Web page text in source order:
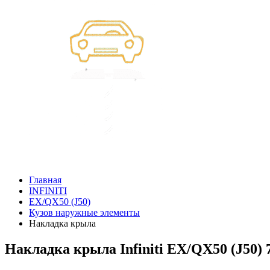
Главная
INFINITI
EX/QX50 (J50)
Кузов наружные элементы
Накладка крыла
Накладка крыла Infiniti EX/QX50 (J50)